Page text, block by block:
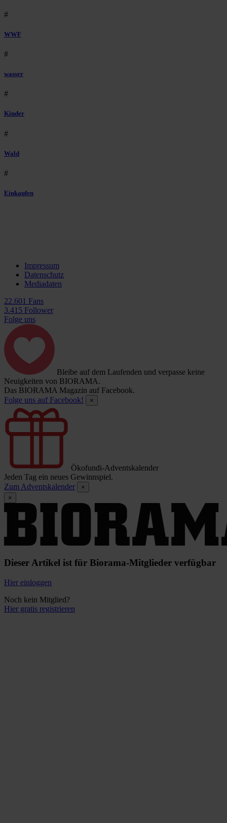
#
WWF
#
wasser
#
Kinder
#
Wald
#
Einkaufen
Impressum
Datenschutz
Mediadaten
22.601 Fans
3.415 Follower
Folge uns
Bleibe auf dem Laufenden und verpasse keine
Neuigkeiten von BIORAMA.
Das BIORAMA Magazin auf Facebook.
Folge uns auf Facebook!
×
Ökofundi-Adventskalender
Jeden Tag ein neues Gewinnspiel.
Zum Adventskalender
×
×
Dieser Artikel ist für Biorama-Mitglieder verfügbar
Hier einloggen
Noch kein Mitglied?
Hier gratis registrieren